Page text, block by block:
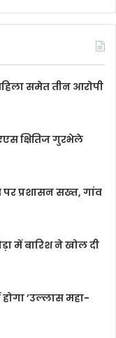
समेत तीन आरोपी
क्षितिज गुरभेले
पर प्रशासन सख्त, गांव
में बारिश ने खोल दी
’उल्लास महा-